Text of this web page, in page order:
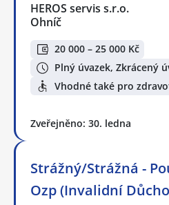
HEROS servis s.r.o.
Ohníč
20 000 – 25 000 Kč
Plný úvazek, Zkrácený
Vhodné také pro
Zveřejněno: 30. ledna
Strážný/Strážná -
Ozp (Invalidní